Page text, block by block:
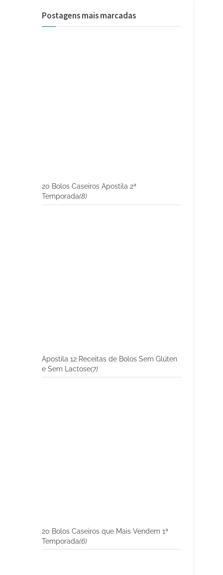
Postagens mais marcadas
20 Bolos Caseiros Apostila 2ª
Temporada(8)
Apostila 12 Receitas de Bolos Sem Glúten
e Sem Lactose(7)
20 Bolos Caseiros que Mais Vendem 1ª
Temporada(6)